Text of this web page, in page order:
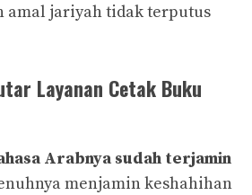
amal jariyah tidak terputus
Layanan Cetak Buku
Arabnya sudah terjamin
menjamin keshahihan